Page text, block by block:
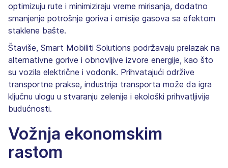
optimizuju rute i minimiziraju vreme mirisanja, dodatno
smanjenje potrošnje goriva i emisije gasova sa efektom
staklene bašte.
Štaviše, Smart Mobiliti Solutions podržavaju prelazak na
alternativne gorive i obnovljive izvore energije, kao što
su vozila električne i vodonik. Prihvatajući održive
transportne prakse, industrija transporta može da igra
ključnu ulogu u stvaranju zelenije i ekološki prihvatljivije
budućnosti.
Vožnja ekonomskim
rastom